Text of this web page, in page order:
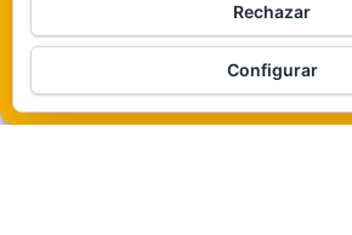
Veámos que hay aquí
Política de cookies
WordPress |Tema:
Rechazar
Configurar